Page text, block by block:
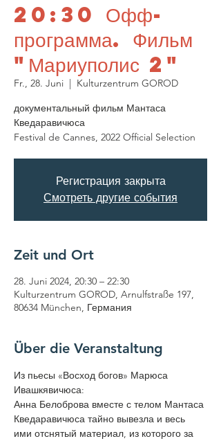
20:30 Офф-
программа. Фильм
"Мариуполис 2"
Fr., 28. Juni
  |
Kulturzentrum GOROD
документальный фильм Мантаса
Кведаравичюса
Festival de Cannes, 2022 Official Selection
Регистрация закрыта
Смотреть другие события
Zeit und Ort
28. Juni 2024, 20:30 – 22:30
Kulturzentrum GOROD, Arnulfstraße 197,
80634 München, Германия
Über die Veranstaltung
Из пьесы «Восход богов» Марюса
Ивашкявичюса:
​​Анна Белоброва вместе с телом Мантаса
Кведаравичюса тайно вывезла и весь
ими отснятый материал, из которого за